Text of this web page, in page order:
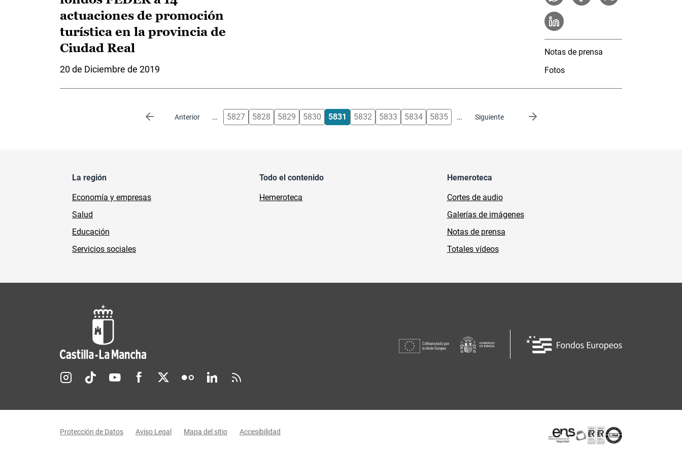
actuaciones de promoción
turística en la provincia de
Ciudad Real
20 de Diciembre de 2019
Notas de prensa
Fotos
Anterior
Página anterior … 5827 5828 5829 5830 5831 5832 5833 5834 5835 … Siguiente
Siguiente página
La región
Economía y empresas
Salud
Educación
Servicios sociales
Todo el contenido
Hemeroteca
Hemeroteca
Cortes de audio
Galerías de imágenes
Notas de prensa
Totales vídeos
Redes sociales JCCM
Protección de Datos Aviso Legal Mapa del sitio Accesibilidad Certificaciones